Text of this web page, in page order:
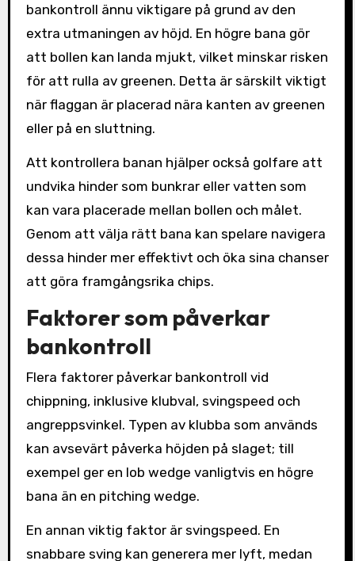
bankontroll ännu viktigare på grund av den
extra utmaningen av höjd. En högre bana gör
att bollen kan landa mjukt, vilket minskar risken
för att rulla av greenen. Detta är särskilt viktigt
när flaggan är placerad nära kanten av greenen
eller på en sluttning.
Att kontrollera banan hjälper också golfare att
undvika hinder som bunkrar eller vatten som
kan vara placerade mellan bollen och målet.
Genom att välja rätt bana kan spelare navigera
dessa hinder mer effektivt och öka sina chanser
att göra framgångsrika chips.
Faktorer som påverkar
bankontroll
Flera faktorer påverkar bankontroll vid
chippning, inklusive klubval, svingspeed och
angreppsvinkel. Typen av klubba som används
kan avsevärt påverka höjden på slaget; till
exempel ger en lob wedge vanligtvis en högre
bana än en pitching wedge.
En annan viktig faktor är svingspeed. En
snabbare sving kan generera mer lyft, medan